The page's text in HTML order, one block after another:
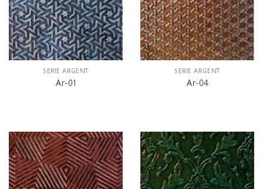
SERIE ARGENT
Ar-01
SERIE ARGENT
Ar-04